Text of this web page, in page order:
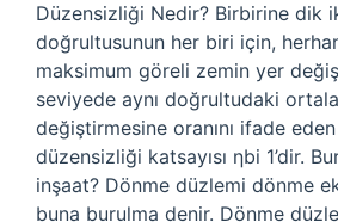
Düzensizliği Nedir? Birbirine dik
doğrultusunun her biri için,
maksimum göreli zemin yer
seviyede aynı doğrultudaki
değiştirmesine oranını ifade
düzensizliği katsayısı ηbi 1’dir.
inşaat? Dönme düzlemi dönme
buna burulma denir. Dönme